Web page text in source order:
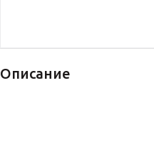
Описание